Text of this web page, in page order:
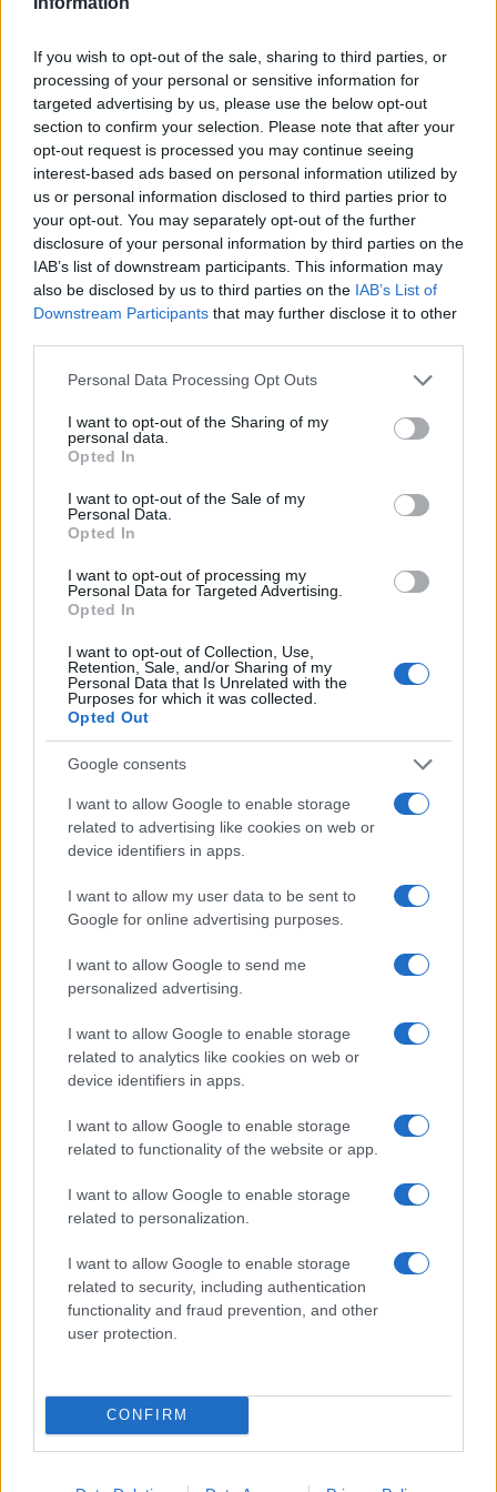
If you wish to opt-out of the sale, sharing to third parties, or
processing of your personal or sensitive information for
targeted advertising by us, please use the below opt-out
section to confirm your selection. Please note that after your
opt-out request is processed you may continue seeing
interest-based ads based on personal information utilized by
us or personal information disclosed to third parties prior to
your opt-out. You may separately opt-out of the further
disclosure of your personal information by third parties on the
IAB’s list of downstream participants. This information may
also be disclosed by us to third parties on the IAB’s List of
Downstream Participants that may further disclose it to other
Please note that this website/app uses one or more Google
not limited to your visit or usage behaviour. You may click to
grant or deny consent to Google and its third-party tags to
use your data for below specified purposes in below Google
consent section.
Personal Data Processing Opt Outs
I want to opt-out of the Sharing of my
personal data.
Opted In
I want to opt-out of the Sale of my
Personal Data.
Opted In
I want to opt-out of processing my
Personal Data for Targeted Advertising.
Opted In
I want to opt-out of Collection, Use,
Retention, Sale, and/or Sharing of my
Personal Data that Is Unrelated with the
Purposes for which it was collected.
Opted Out
Google consents
I want to allow Google to enable storage
related to advertising like cookies on web or
device identifiers in apps.
I want to allow my user data to be sent to
Google for online advertising purposes.
I want to allow Google to send me
personalized advertising.
I want to allow Google to enable storage
related to analytics like cookies on web or
device identifiers in apps.
I want to allow Google to enable storage
related to functionality of the website or app.
I want to allow Google to enable storage
related to personalization.
I want to allow Google to enable storage
related to security, including authentication
functionality and fraud prevention, and other
user protection.
CONFIRM
e pieno di possibilità. Non è mai troppo tardi per
AUTORE
AiAdhubMedia
Continua a leggere
Dalla centrale operativa all’assistenza domiciliare: la
sanità fuori dall’ospedale
Matteo Pellegrino · 8 Ago 2026
SALUTE E BENESSERE